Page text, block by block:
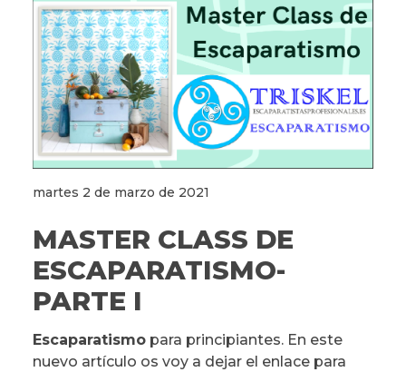
martes 2 de marzo de 2021
MASTER CLASS DE
ESCAPARATISMO-
PARTE I
Escaparatismo para principiantes. En este
nuevo artículo os voy a dejar el enlace para